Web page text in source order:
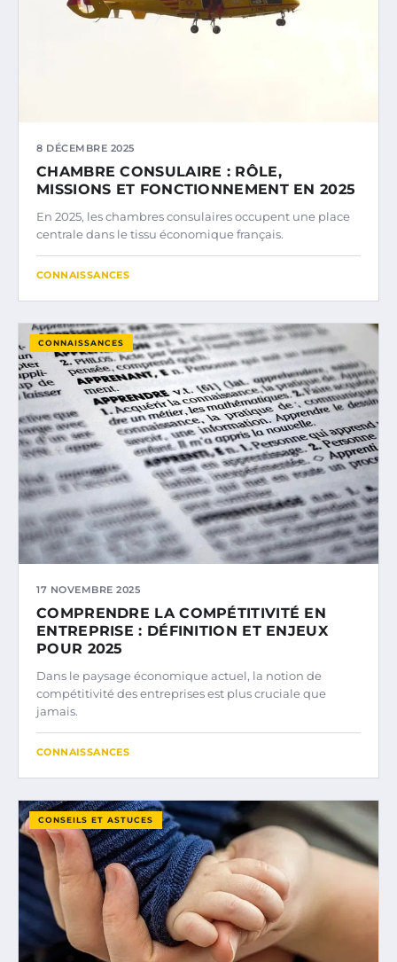
8 DÉCEMBRE 2025
CHAMBRE CONSULAIRE : RÔLE,
MISSIONS ET FONCTIONNEMENT EN 2025
En 2025, les chambres consulaires occupent une place
centrale dans le tissu économique français.
CONNAISSANCES
CONNAISSANCES
17 NOVEMBRE 2025
COMPRENDRE LA COMPÉTITIVITÉ EN
ENTREPRISE : DÉFINITION ET ENJEUX
POUR 2025
Dans le paysage économique actuel, la notion de
compétitivité des entreprises est plus cruciale que
jamais.
CONNAISSANCES
CONSEILS ET ASTUCES